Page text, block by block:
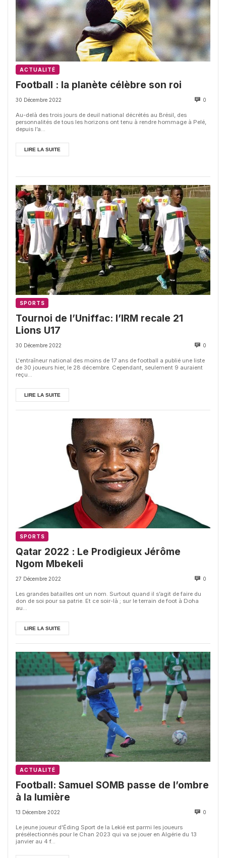
ACTUALITÉ
Football : la planète célèbre son roi
30 Décembre 2022 0
Au-delà des trois jours de deuil national décrétés au Brésil, des
personnalités de tous les horizons ont tenu à rendre hommage à Pelé,
depuis l’a...
LIRE LA SUITE
SPORTS
Tournoi de l’Uniffac: l’IRM recale 21
Lions U17
30 Décembre 2022 0
L'entraîneur national des moins de 17 ans de football a publié une liste
de 30 joueurs hier, le 28 décembre. Cependant, seulement 9 auraient
reçu...
LIRE LA SUITE
SPORTS
Qatar 2022 : Le Prodigieux Jérôme
Ngom Mbekeli
27 Décembre 2022 0
Les grandes batailles ont un nom. Surtout quand il s’agit de faire du
don de soi pour sa patrie. Et ce soir-là ; sur le terrain de foot à Doha
au...
LIRE LA SUITE
ACTUALITÉ
Football: Samuel SOMB passe de l’ombre
à la lumière
13 Décembre 2022 0
Le jeune joueur d'Éding Sport de la Lekié est parmi les joueurs
présélectionnés pour le Chan 2023 qui va se jouer en Algérie du 13
janvier au 4 f...